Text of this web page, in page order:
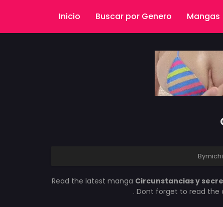
Inicio Buscar por Genero Mangas
Read the latest manga Circunstancias y
. Dont forget to read the